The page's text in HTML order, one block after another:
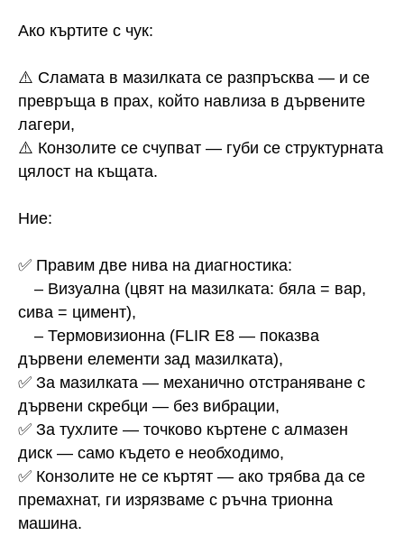
Ако къртите с чук:
⚠️ Сламата в мазилката се разпръсква — и се
превръща в прах, който навлиза в дървените
лагери,
⚠️ Конзолите се счупват — губи се структурната
цялост на къщата.
Ние:
✅ Правим две нива на диагностика:
– Визуална (цвят на мазилката: бяла = вар,
сива = цимент),
– Термовизионна (FLIR E8 — показва
дървени елементи зад мазилката),
✅ За мазилката — механично отстраняване с
дървени скребци — без вибрации,
✅ За тухлите — точково къртене с алмазен
диск — само където е необходимо,
✅ Конзолите не се къртят — ако трябва да се
премахнат, ги изрязваме с ръчна трионна
машина.